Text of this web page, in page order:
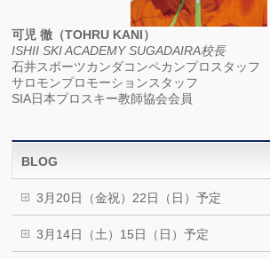
可児 徹（TOHRU KANI）
ISHII SKI ACADEMY SUGADAIRA校長
石井スポーツカンダコンペカンプロスタッフ
サロモンプロモーションスタッフ
SIA日本プロスキー教師協会会員
BLOG
3月20日（金祝）22日（日）予定
3月14日（土）15日（日）予定